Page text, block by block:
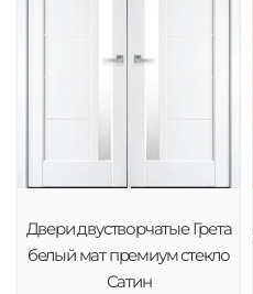
Двери двустворчатые Грета
белый мат премиум стекло
Сатин